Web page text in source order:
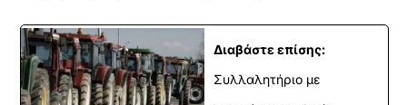
Διαβάστε επίσης:
Συλλαλητήριο με